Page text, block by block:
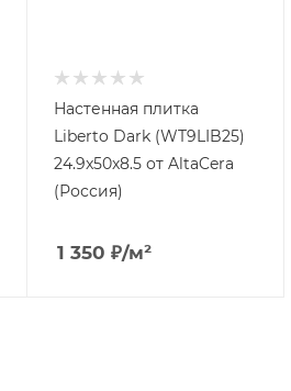
Настенная плитка
Liberto Dark (WT9LIB25)
24.9x50x8.5 от AltaCera
(Россия)
1 350 ₽/м²